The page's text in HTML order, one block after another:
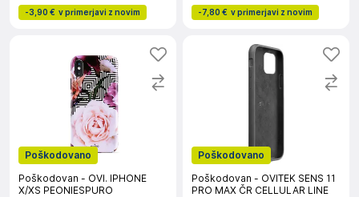
-3,90 € v primerjavi z novim -7,80 € v primerjavi z novim
Poškodovano
Poškodovan - OVI. IPHONE
X/XS PEONIESPURO
Poškodovano
Poškodovan - OVITEK SENS 11
PRO MAX ČR CELLULAR LINE